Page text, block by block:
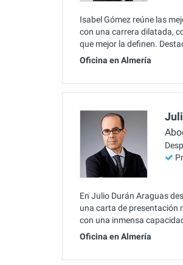
Isabel Gómez reúne las
con una carrera dilatada,
que mejor la definen.
Oficina en Almería
En Julio Durán Araguas
una carta de presentación
con una inmensa
Oficina en Almería